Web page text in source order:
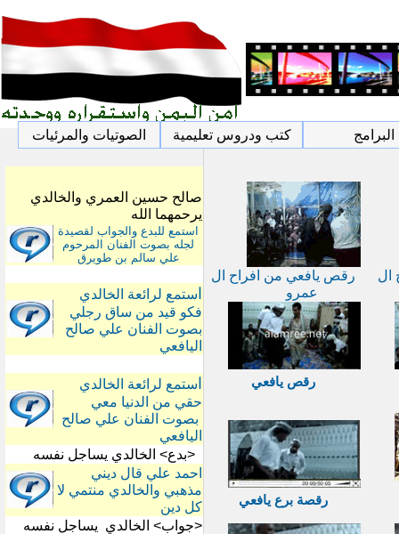
البرامج كتب ودروس تعليمية الصوتيات والمرئيات
صالح حسين العمري والخالدي
يرحمهما الله
استمع للبدع والجواب لقصيدة
لجله بصوت الفنان المرحوم
علي سالم بن طويرق
ستمع لرائعة الخالدي
فكو قيد من ساق رجلي
بصوت الفنان علي صالح
اليافعي
ستمع لرائعة الخالدي
حقي من الدنيا معي
بصوت الفنان علي صالح
اليافعي
<بدع> الخالدي يساجل نفسه
احمد علي قال ديني
مذهبي والخالدي منتمي لا
كل دين
<جواب> الخالدي يساجل نفسه
ال
رقص يافعي من افراح ال
عمرو
رقص يافعي
رقصة برع يافعي